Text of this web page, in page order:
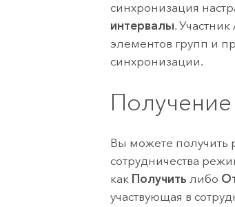
синхронизация
интервалы. Участник
элементов групп и
синхронизации.
Вы можете получить
сотрудничества
как Получить либо
участвующая в